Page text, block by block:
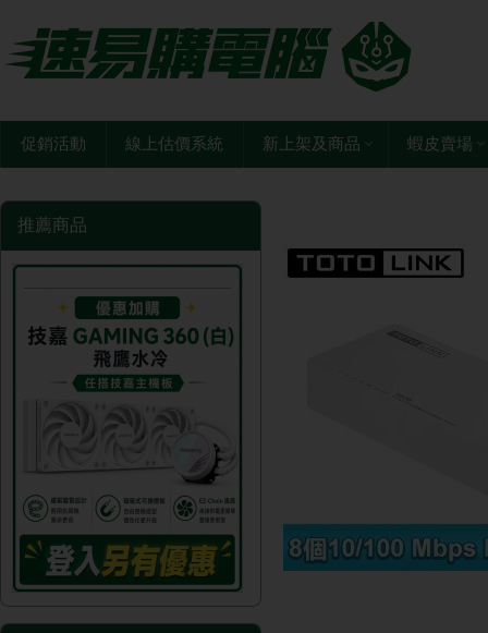
促銷活動 線上估價系統 新上架及商品 蝦皮賣場
推薦商品